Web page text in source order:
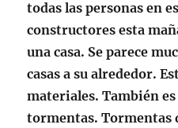
todas las personas en
constructores esta
una casa. Se parece
casas a su alrededor.
materiales. También
tormentas. Tormentas